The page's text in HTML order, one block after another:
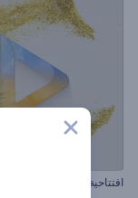
افتتاحية جزيئات متلألئة